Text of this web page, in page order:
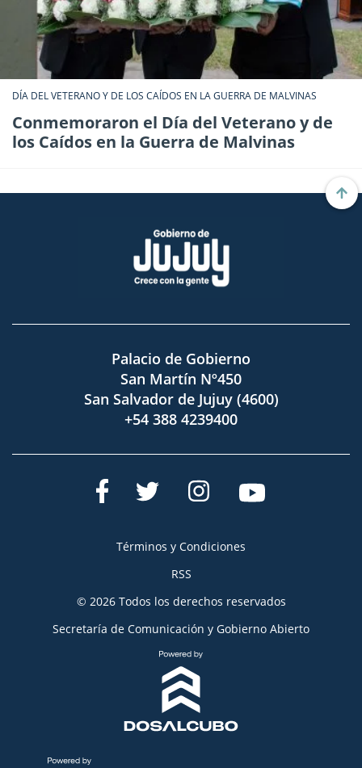
DÍA DEL VETERANO Y DE LOS CAÍDOS EN LA GUERRA DE MALVINAS
Conmemoraron el Día del Veterano y de
los Caídos en la Guerra de Malvinas
Palacio de Gobierno
San Martín Nº450
San Salvador de Jujuy (4600)
+54 388 4239400
Términos y Condiciones
RSS
© 2026 Todos los derechos reservados
Secretaría de Comunicación y Gobierno Abierto